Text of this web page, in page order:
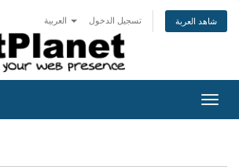
تسجيل الدخول شاهد العربة